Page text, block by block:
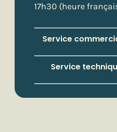
17h30 (heure
Service
Service